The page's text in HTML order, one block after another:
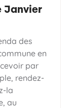
Janvier
des
en
par
rendez-
la
au